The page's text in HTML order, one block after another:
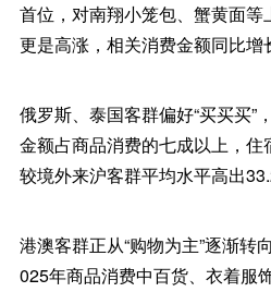
首位，对南翔小笼包、蟹黄面
更是高涨，相关消费金额同比增
俄罗斯、泰国客群偏好“买买买”
金额占商品消费的七成以上，
较境外来沪客群平均水平高出
港澳客群正从“购物为主”逐渐转
025年商品消费中百货、衣着服